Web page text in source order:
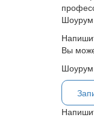
Шоурум
Вы
Шоурум